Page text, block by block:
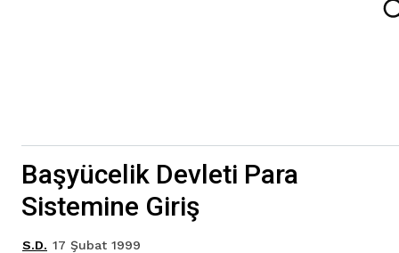
Başyücelik Devleti Para
Sistemine Giriş
S.D. 17 Şubat 1999